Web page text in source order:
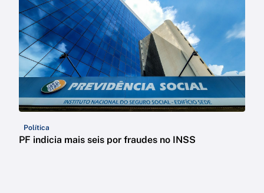
Política
PF indicia mais seis por fraudes no INSS